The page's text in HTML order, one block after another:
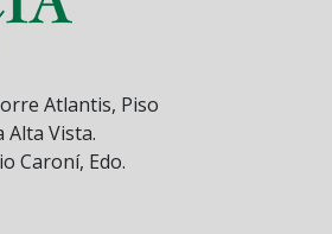
Atlantis, Piso
Alta Vista.
Caroní, Edo.